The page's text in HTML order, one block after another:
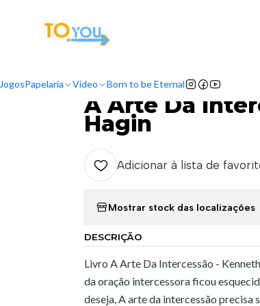
JogosPapelaria Vídeo Born to be Eternal
Batalha Espiritual A Arte Da Intercessão - Kenneth E. Hagin
|
A Arte Da
Hagin
Adicionar à lista de
Mostrar stock das localizações
DESCRIÇÃO
Livro A Arte Da Intercessão -
da oração intercessora ficou
deseja, A arte da intercessão